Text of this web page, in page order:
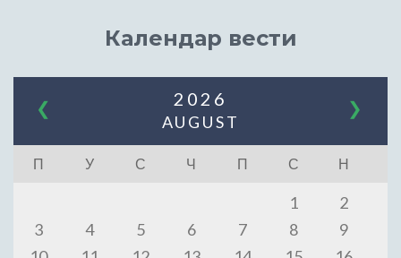
Календар вести
❮ ❯
2026
AUGUST
П У С Ч П С Н
1
2
3
4 5 6 7 8
9